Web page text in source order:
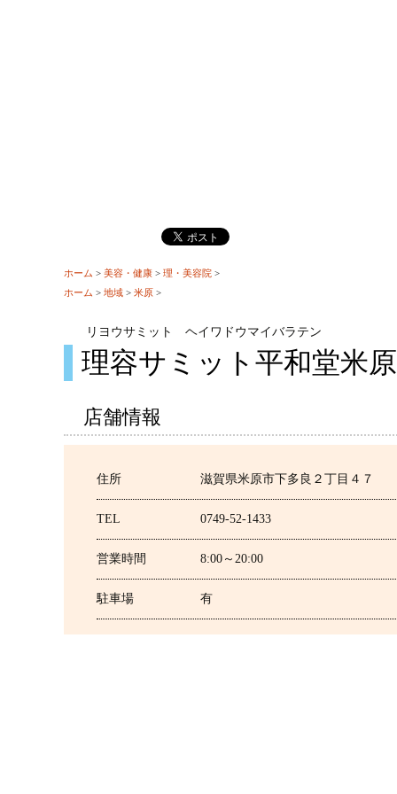
ホーム > 美容・健康 > 理・美容院 >
ホーム > 地域 > 米原 >
リヨウサミット ヘイワドウマイバラテン
理容サミット平和堂米
店舗情報
住所 滋賀県米原市下多良２丁目４７
TEL 0749-52-1433
営業時間 8:00～20:00
駐車場 有